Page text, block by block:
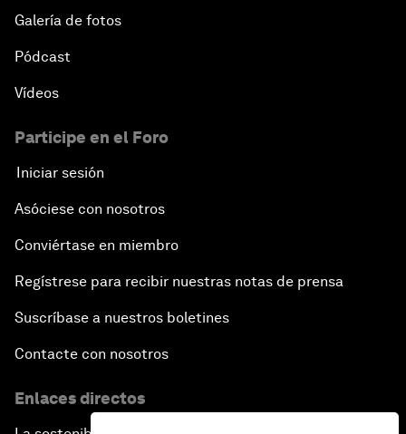
Galería de fotos
Pódcast
Vídeos
Participe en el Foro
Iniciar sesión
Asóciese con nosotros
Conviértase en miembro
Regístrese para recibir nuestras notas de prensa
Suscríbase a nuestros boletines
Contacte con nosotros
Enlaces directos